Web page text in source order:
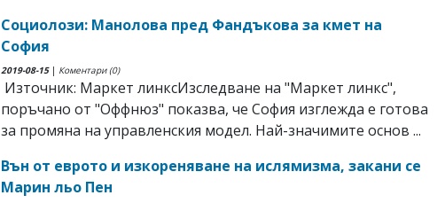
Социолози: Манолова пред Фандъкова за кмет на
София
2019-08-15| Коментари (0)
Източник: Маркет линксИзследване на "Маркет линкс",
поръчано от "Оффнюз" показва, че София изглежда е готова
за промяна на управленския модел. Най-значимите основ ...
Вън от еврото и изкореняване на ислямизма, закани се
Марин льо Пен